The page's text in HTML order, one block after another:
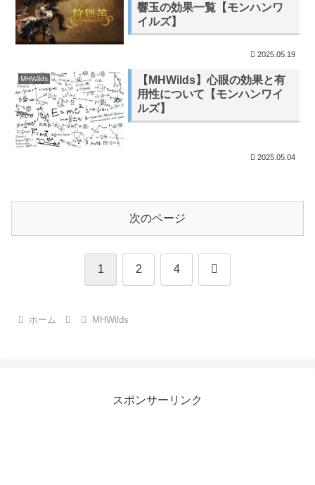
響玉の効果一覧【モンハンワ
イルズ】
2025.05.19
MHWilds
【MHWilds】心眼の効果と有
用性について【モンハンワイ
ルズ】
2025.05.04
次のページ
1 2 4 次
ホーム MHWilds
スポンサーリンク